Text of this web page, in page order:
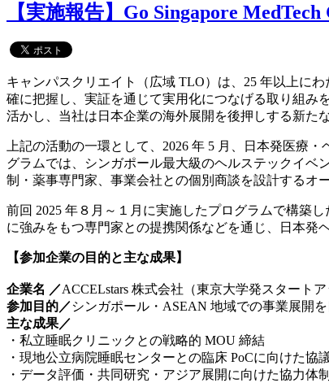
【実施報告】Go Singapore
キャンパスクリエイト（広域 TLO）は、25 年以上に
確に把握し、実証を通じて実用化につなげる取り組み
活かし、当社は日本企業の海外展開を後押しする新た
上記の活動の一環として、2026 年 5 月、日本発医療
グラムでは、シンガポール最大級のヘルステックイベ
制・薬事専門家、事業会社との個別商談を設計するオ
前回 2025 年８月～１月に実施したプログラムで構築
に強みをもつ専門家との提携関係などを通じ、日本発
【参加企業の目的と主な成果】
企業名 ／ACCELstars 株式会社（東京大学発スタートア
参加目的／シンガポール・ASEAN 地域での事業展開
主な成果／
・私立睡眠クリニックとの戦略的 MOU 締結
・現地公立病院睡眠センターとの臨床 PoCに向けた協
・データ評価・共同研究・アジア展開に向けた協力体